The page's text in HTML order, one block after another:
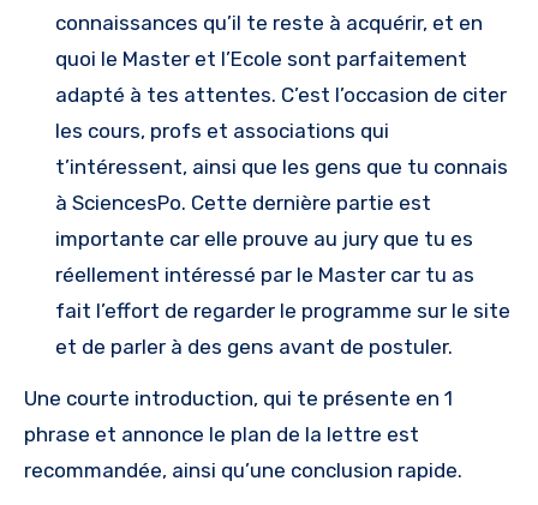
connaissances qu’il te reste à acquérir, et en
quoi le Master et l’Ecole sont parfaitement
adapté à tes attentes. C’est l’occasion de citer
les cours, profs et associations qui
t’intéressent, ainsi que les gens que tu connais
à SciencesPo. Cette dernière partie est
importante car elle prouve au jury que tu es
réellement intéressé par le Master car tu as
fait l’effort de regarder le programme sur le site
et de parler à des gens avant de postuler.
Une courte introduction, qui te présente en 1
phrase et annonce le plan de la lettre est
recommandée, ainsi qu’une conclusion rapide.